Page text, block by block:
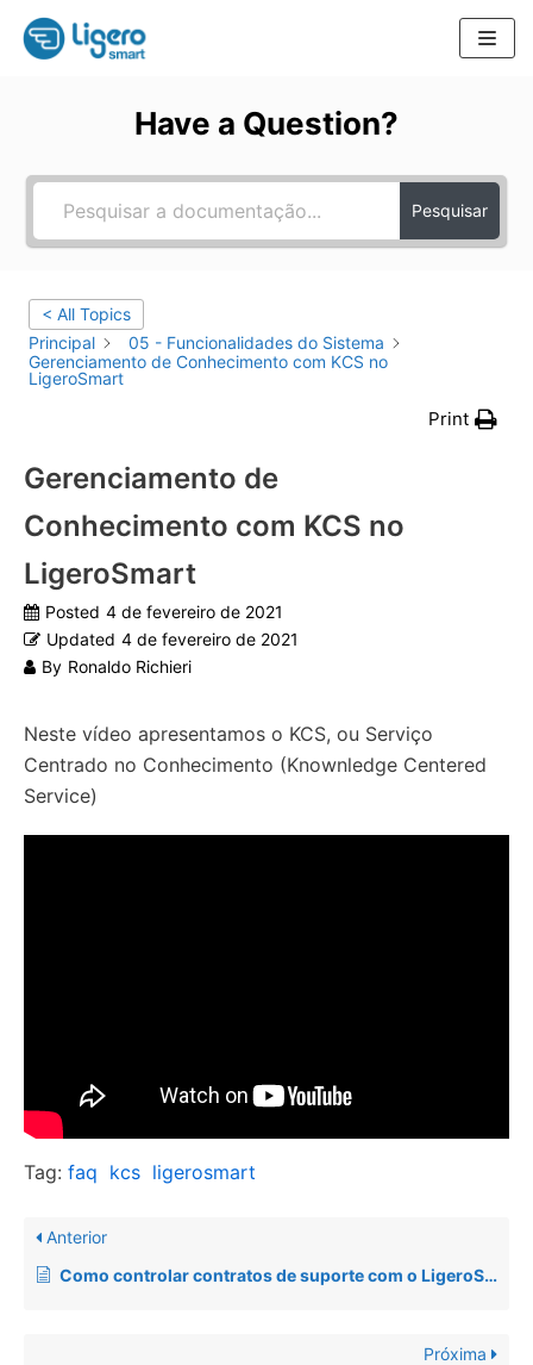
Pular
Have a Question?
Pesquisar
< All Topics
Principal
05 - Funcionalidades do Sistema
Gerenciamento de Conhecimento com KCS no
LigeroSmart
Print
Gerenciamento de
Conhecimento com KCS no
LigeroSmart
Posted 4 de fevereiro de 2021
Updated 4 de fevereiro de 2021
By Ronaldo Richieri
Neste vídeo apresentamos o KCS, ou Serviço
Centrado no Conhecimento (Knownledge Centered
Service)
Tag: faq kcs ligerosmart
Anterior
Como controlar contratos de suporte com o LigeroSmart?
Próxima